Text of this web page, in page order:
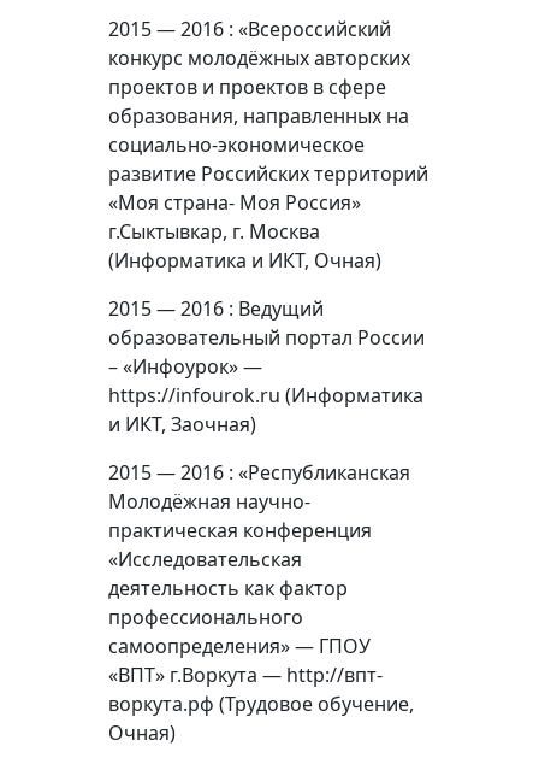
2015 — 2016 : «Всероссийский
конкурс молодёжных авторских
проектов и проектов в сфере
образования, направленных на
социально-экономическое
развитие Российских территорий
«Моя страна- Моя Россия»
г.Сыктывкар, г. Москва
(Информатика и ИКТ, Очная)
2015 — 2016 : Ведущий
образовательный портал России
– «Инфоурок» —
https://infourok.ru (Информатика
и ИКТ, Заочная)
2015 — 2016 : «Республиканская
Молодёжная научно-
практическая конференция
«Исследовательская
деятельность как фактор
профессионального
самоопределения» — ГПОУ
«ВПТ» г.Воркута — http://впт-
воркута.рф (Трудовое обучение,
Очная)